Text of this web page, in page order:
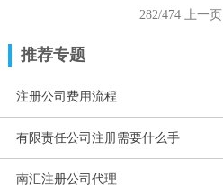
282/474 上一页
推荐专题
注册公司费用流程
有限责任公司注册需要什么手
南汇注册公司代理